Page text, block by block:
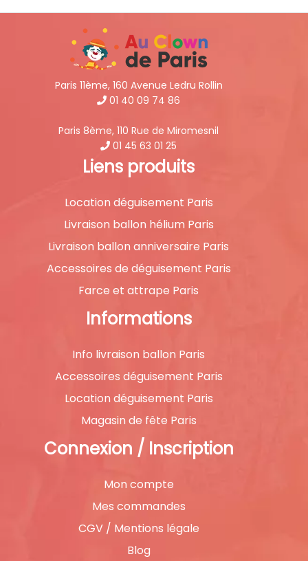
Paris 11ème, 160 Avenue Ledru Rollin
01 40 09 74 86
Paris 8ème, 110 Rue de Miromesnil
01 45 63 01 25
Liens produits
Location déguisement Paris
Livraison ballon hélium Paris
Livraison ballon anniversaire Paris
Accessoires de déguisement Paris
Farce et attrape Paris
Informations
Info livraison ballon Paris
Accessoires déguisement Paris
Location déguisement Paris
Magasin de fête Paris
Connexion / Inscription
Mon compte
Mes commandes
CGV / Mentions légale
Blog